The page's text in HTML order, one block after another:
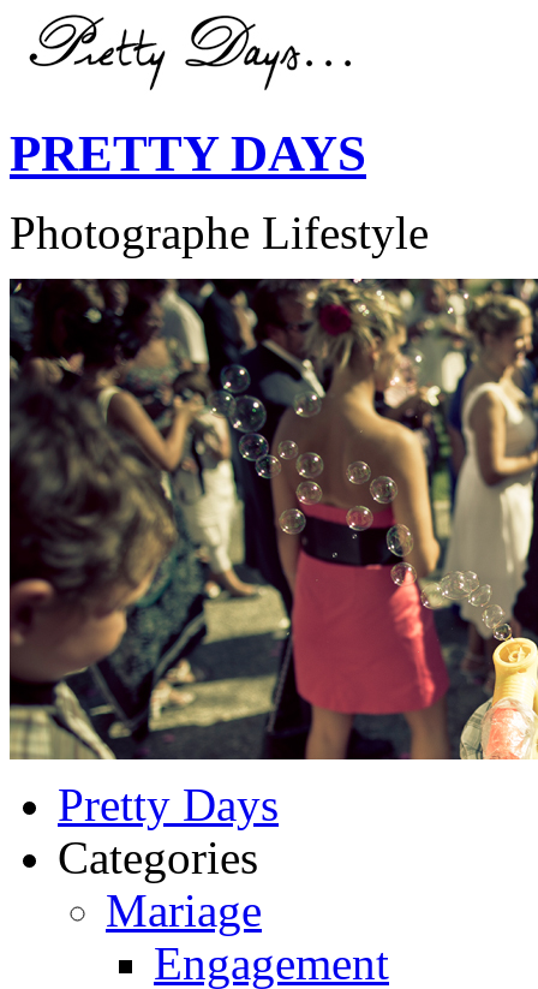
PRETTY DAYS
Photographe Lifestyle
Pretty Days
Categories
Mariage
Engagement